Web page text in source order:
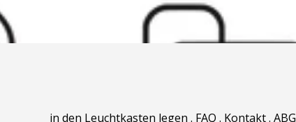
in den Leuchtkasten legen . FAQ . Kontakt. ABG